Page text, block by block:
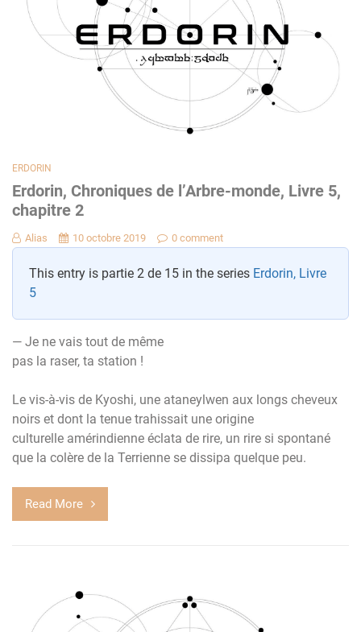
ERDORIN
Erdorin, Chroniques de l’Arbre-monde, Livre 5,
chapitre 2
Alias 10 octobre 2019 0 comment
This entry is partie 2 de 15 in the series Erdorin, Livre
5
— Je ne vais tout de même
pas la raser, ta station !
Le vis-à-vis de Kyoshi, une ataneylwen aux longs cheveux
noirs et dont la tenue trahissait une origine
culturelle amérindienne éclata de rire, un rire si spontané
que la colère de la Terrienne se dissipa quelque peu.
Read More